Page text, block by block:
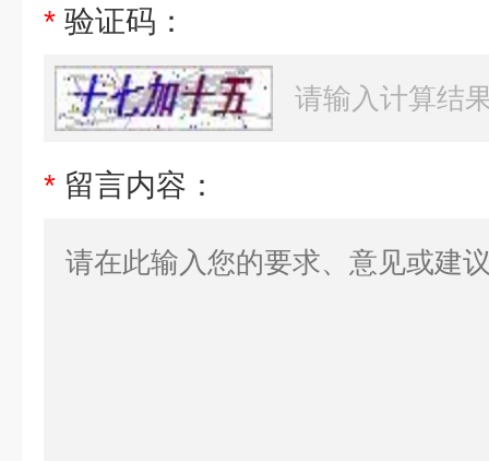
* 验证码：
* 留言内容：